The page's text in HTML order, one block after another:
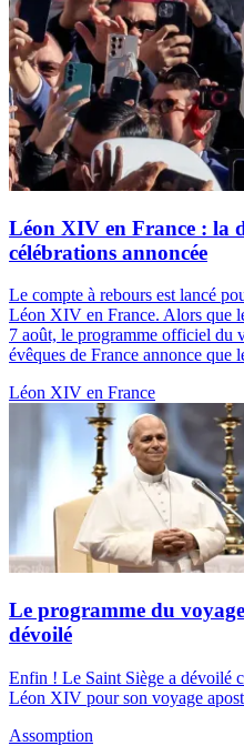
Léon XIV en France : la
célébrations annoncée
Le compte à rebours est lancé
Léon XIV en France. Alors que
7 août, le programme officiel du
évêques de France annonce que
Léon XIV en France
Le programme du
dévoilé
Enfin ! Le Saint Siège a dévoilé
Léon XIV pour son voyage
Assomption